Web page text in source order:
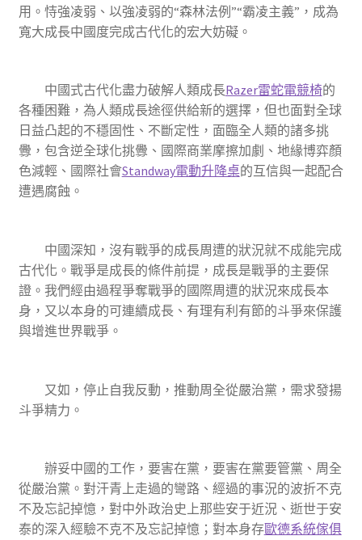
用。恃強凌弱、以強凌弱的“森林法例”“霸凌主義”，成為
寬大成長中國度完成古代化的宏大妨礙。
中國式古代化盡力破解人類成長Razer雷蛇電競椅的
各種困難，為人類成長途徑供給新的選擇，但也面對全球
日益凸起的不穩固性、不斷定性，面臨全人類的諸多挑
釁，包含逆全球化挑釁、國際商業摩擦加劇、地緣博弈顏
色減輕、國際社會Standway電動升降桌的互信與一起配合
遭遇腐蝕。
中國深知，沒有戰爭的成長周遭的狀況就不成能完成
古代化。戰爭是成長的條件前提，成長是戰爭的主要保
證。我們經由過程爭奪戰爭的國際周遭的狀況來成長本
身，又以本身的可連續成長、有理有利有節的斗爭來保護
與增進世界戰爭。
又如，停止自我反動，推動周全從嚴治黨，需求發揚
斗爭精力。
辦妥中國的工作，要害在黨，要害在黨要管黨、周全
從嚴治黨。對汗青上走過的彎路、經過的事況的波折不克
不及忘記掉憶，對中外政治史上那些安于近況、逝世于安
泰的深入經驗不克不及忘記掉憶；對本身存歐德系統傢俱